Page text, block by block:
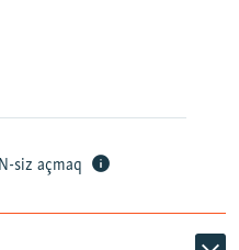
360p 480p
siz açmaq